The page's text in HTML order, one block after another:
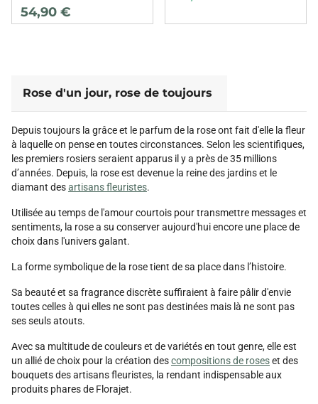
54,90 €
Rose d'un jour, rose de toujours
Depuis toujours la grâce et le parfum de la rose ont fait d'elle la fleur
à laquelle on pense en toutes circonstances. Selon les scientifiques,
les premiers rosiers seraient apparus il y a près de 35 millions
d’années. Depuis, la rose est devenue la reine des jardins et le
diamant desartisans fleuristes.
Utilisée au temps de l'amour courtois pour transmettre messages et
sentiments, la rose a su conserver aujourd'hui encore une place de
choix dans l'univers galant.
La forme symbolique de la rose tient de sa place dans l’histoire.
Sa beauté et sa fragrance discrète suffiraient à faire pâlir d'envie
toutes celles à qui elles ne sont pas destinées mais là ne sont pas
ses seuls atouts.
Avec sa multitude de couleurs et de variétés en tout genre, elle est
un allié de choix pour la création descompositions de roseset des
bouquets des artisans fleuristes, la rendant indispensable aux
produits phares de Florajet.